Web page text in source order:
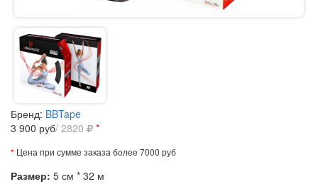
Бренд: BBTape
3 900 руб/ 2820 *
* Цена при сумме заказа более 7000 руб
Размер: 5 см * 32 м